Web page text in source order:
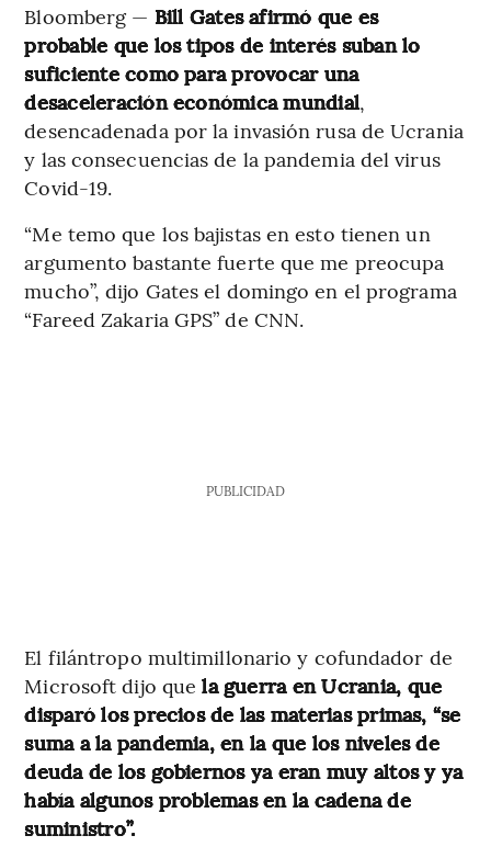
Bloomberg — Bill Gates afirmó que es
probable que los tipos de interés suban lo
suficiente como para provocar una
desaceleración económica mundial,
desencadenada por la invasión rusa de Ucrania
y las consecuencias de la pandemia del virus
Covid-19.
“Me temo que los bajistas en esto tienen un
argumento bastante fuerte que me preocupa
mucho”, dijo Gates el domingo en el programa
“Fareed Zakaria GPS” de CNN.
PUBLICIDAD
El filántropo multimillonario y cofundador de
Microsoft dijo quela guerra en Ucrania, que
disparó los precios de las materias primas, “se
suma a la pandemia, en la que los niveles de
deuda de los gobiernos ya eran muy altos y ya
había algunos problemas en la cadena de
suministro”.